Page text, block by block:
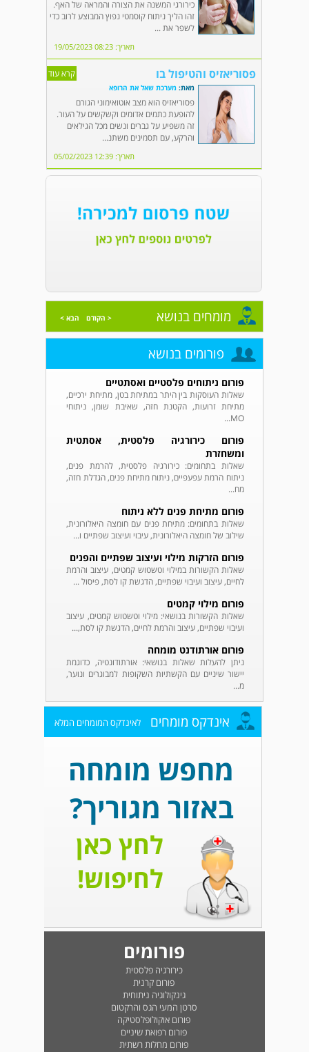
כירורגי המשנה את הצורה והמראה של האף.
זהו הליך ניתוח קוסמטי נפוץ המבוצע לרוב כדי
לשפר את ...
תאריך: 08:23 19/05/2023
קרא עוד פסוריאזיס והטיפול בו
מאת:מערכת שאל את הרופא
פסוריאזיס הוא מצב אוטואימוני הגורם
להופעת כתמים אדומים וקשקשים על העור.
זה משפיע על גברים ונשים מכל הגילאים
והרקע, עם תסמינים משתנ...
תאריך: 12:39 05/02/2023
מומחים בנושא הבא > < הקודם
פורומים בנושא
פורום ניתוחים פלסטיים ואסתטיים
שאלות העוסקות בין היתר במתיחת בטן, מתיחת ירכיים,
מתיחת זרועות, הקטנת חזה, שאיבת שומן, ניתוחי
MO...
פורום כירורגיה פלסטית, אסתטית
ומשחזרת
שאלות בתחומים: כירורגיה פלסטית, להרמת פנים,
ניתוח הרמת עפעפיים, ניתוח מתיחת פנים, הגדלת חזה,
מח...
פורום מתיחת פנים ללא ניתוח
שאלות בתחומים: מתיחת פנים עם חומצה היאלורונית,
שילוב של חומצה היאלורונית, עיבוי ועיצוב שפתיים ו...
פורום הזרקות מילוי ועיצוב שפתיים והפנים
שאלות הקשורות במילוי וטשטוש קמטים, עיצוב והרמת
לחיים, עיצוב ועיבוי שפתיים, הדגשת קו לסת, פיסול ...
פורום מילוי קמטים
שאלות הקשורות בנושאי: מילוי וטשטוש קמטים, עיצוב
ועיבוי שפתיים, עיצוב והרמת לחיים, הדגשת קו לסת,...
פורום אורתודנט מומחה
ניתן להעלות שאלות בנושאי: אורתודונטיה, כדוגמת
יישור שיניים עם הקשתיות השקופות למבוגרים ונוער,
מ...
אינדקס מומחים לאינדקס המומחים המלא
מחפש מומחה
באזור מגוריך?
לחץ כאן
לחיפוש!
פורומים
כירורגיה פלסטית
פורום קרנית
גינקולוגיה ניתוחית
סרטן המעי הגס והרקטום
פורום אוקולופלסטיקה
פורום רפואת שיניים
פורום מחלות רשתית